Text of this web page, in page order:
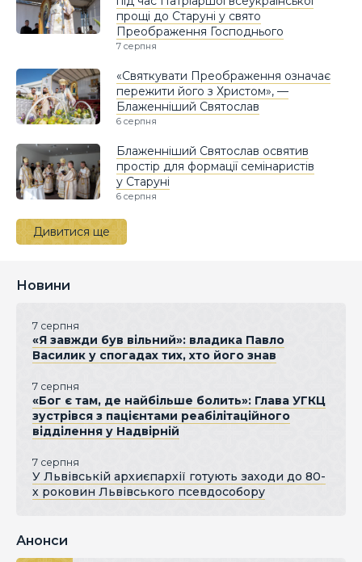
прощі до Старуні у свято
Преображення Господнього
7 серпня
«Святкувати Преображення означає
пережити його з Христом», —
Блаженніший Святослав
6 серпня
Блаженніший Святослав освятив
простір для формації семінаристів
у Старуні
6 серпня
Дивитися ще
Новини
7 серпня
«Я завжди був вільний»: владика Павло
Василик у спогадах тих, хто його знав
7 серпня
«Бог є там, де найбільше болить»: Глава УГКЦ
зустрівся з пацієнтами реабілітаційного
відділення у Надвірній
7 серпня
У Львівській архиєпархії готують заходи до 80-
х роковин Львівського псевдособору
Анонси